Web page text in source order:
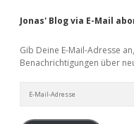
Jonas' Blog via E-Mail
Gib Deine E-Mail-Adresse
Benachrichtigungen über
Mail-